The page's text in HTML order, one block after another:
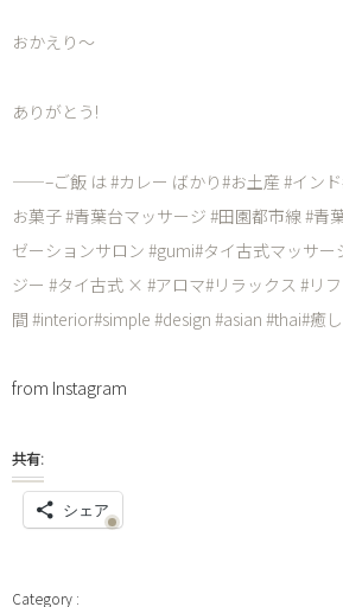
おかえり〜
ありがとう!
——–ご飯 は #カレー ばかり#お土産 #イン
お菓子 #青葉台マッサージ #田園都市線 #青
ゼーションサロン #gumi#タイ古式マッサー
ジー #タイ古式 × #アロマ#リラックス #リ
間 #interior#simple #design #asian #thai#癒
from Instagram
共有:
シェア